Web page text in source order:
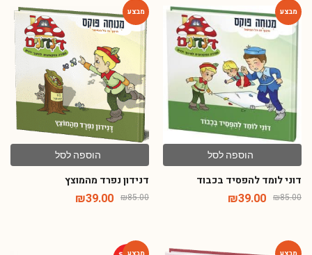
הוספה לסל
דוני לומד להפסיד בכבוד
₪85.00
₪39.00
-54%
הוספה לסל
דנידון נפרד מהמוצץ
₪85.00
₪39.00